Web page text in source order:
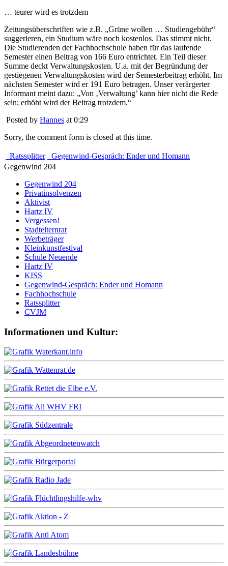
… teurer wird es trotzdem
Zeitungsüberschriften wie z.B. „Grüne wollen … Studiengebühr“
suggerieren, ein Studium wäre noch kostenlos. Das stimmt nicht.
Die Studierenden der Fachhochschule haben für das laufende
Semester einen Beitrag von 166 Euro entrichtet. Ein Teil dieser
Summe deckt Verwaltungskosten. U.a. mit der Begründung der
gestiegenen Verwaltungskosten wird der Semesterbeitrag erhöht. Im
nächsten Semester wird er 191 Euro betragen. Unser verärgerter
Informant meint dazu: „Von ‚Verwaltung’ kann hier nicht die Rede
sein; erhöht wird der Beitrag trotzdem.“
Posted by Hannes at 0:29
Sorry, the comment form is closed at this time.
Ratssplitter
Gegenwind-Gespräch: Ender und Homann
Gegenwind 204
Gegenwind 204
Privatinsolvenzen
Aktivist
Hartz IV
Vergessen!
Stadtelternrat
Werbeträger
Kleinkunstfestival
Schule Neuende
Hartz IV
KISS
Gegenwind-Gespräch: Ender und Homann
Fachhochschule
Ratssplitter
CVJM
Informationen und Kultur: